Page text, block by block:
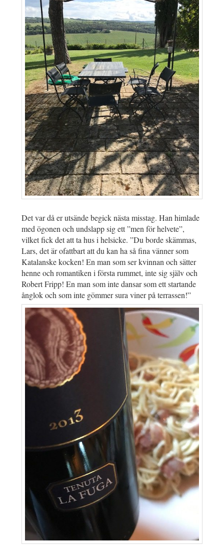
Det var då er utsände begick nästa misstag. Han himlade
med ögonen och undslapp sig ett ”men för helvete”,
vilket fick det att ta hus i helsicke. ”Du borde skämmas,
Lars, det är ofattbart att du kan ha så fina vänner som
Katalanske kocken! En man som ser kvinnan och sätter
henne och romantiken i första rummet, inte sig själv och
Robert Fripp! En man som inte dansar som ett startande
ånglok och som inte gömmer sura viner på terrassen!”